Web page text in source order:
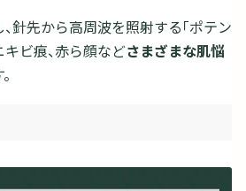
針先から高周波を照射する「ポテン
キビ痕、赤ら顔などさまざまな肌悩